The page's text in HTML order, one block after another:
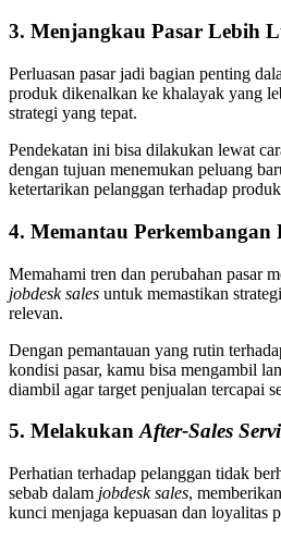
3. Menjangkau Pasar Lebih
Perluasan pasar jadi bagian penting
produk dikenalkan ke khalayak yang
strategi yang tepat.
Pendekatan ini bisa dilakukan lewat
dengan tujuan menemukan peluang
ketertarikan pelanggan terhadap
4. Memantau Perkembangan
Memahami tren dan perubahan pasar
jobdesk sales untuk memastikan
relevan.
Dengan pemantauan yang rutin
kondisi pasar, kamu bisa mengambil
diambil agar target penjualan tercapai
5. MelakukanAfter-Sales
Perhatian terhadap pelanggan tidak
sebab dalam jobdesk sales, memberikan
kunci menjaga kepuasan dan loyalitas